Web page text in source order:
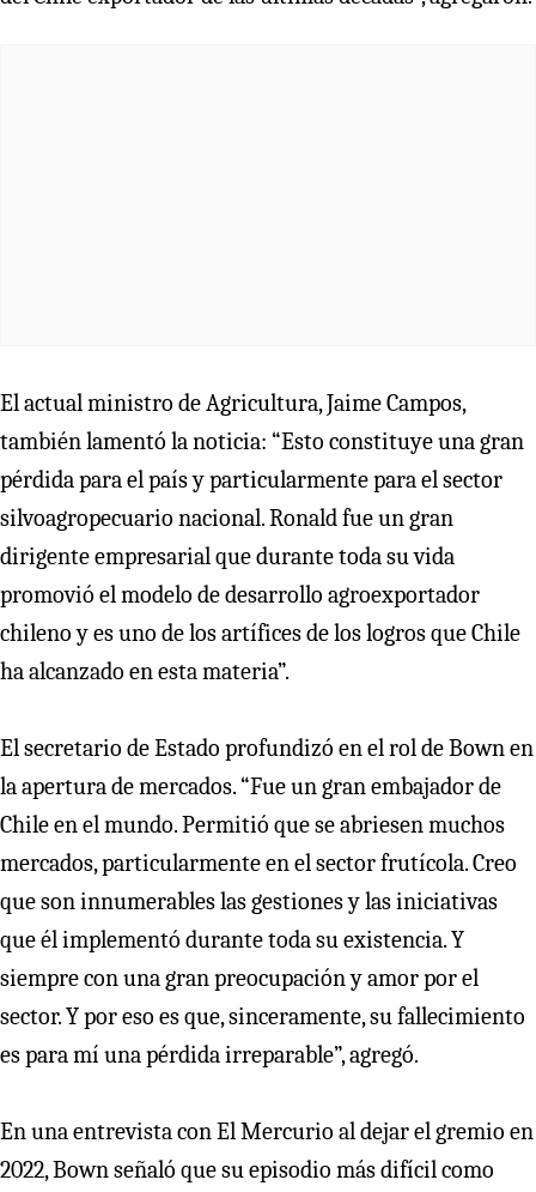
El actual ministro de Agricultura, Jaime Campos,
también lamentó la noticia: “Esto constituye una gran
pérdida para el país y particularmente para el sector
silvoagropecuario nacional. Ronald fue un gran
dirigente empresarial que durante toda su vida
promovió el modelo de desarrollo agroexportador
chileno y es uno de los artífices de los logros que Chile
ha alcanzado en esta materia”.
El secretario de Estado profundizó en el rol de Bown en
la apertura de mercados. “Fue un gran embajador de
Chile en el mundo. Permitió que se abriesen muchos
mercados, particularmente en el sector frutícola. Creo
que son innumerables las gestiones y las iniciativas
que él implementó durante toda su existencia. Y
siempre con una gran preocupación y amor por el
sector. Y por eso es que, sinceramente, su fallecimiento
es para mí una pérdida irreparable”, agregó.
En una entrevista con El Mercurio al dejar el gremio en
2022, Bown señaló que su episodio más difícil como